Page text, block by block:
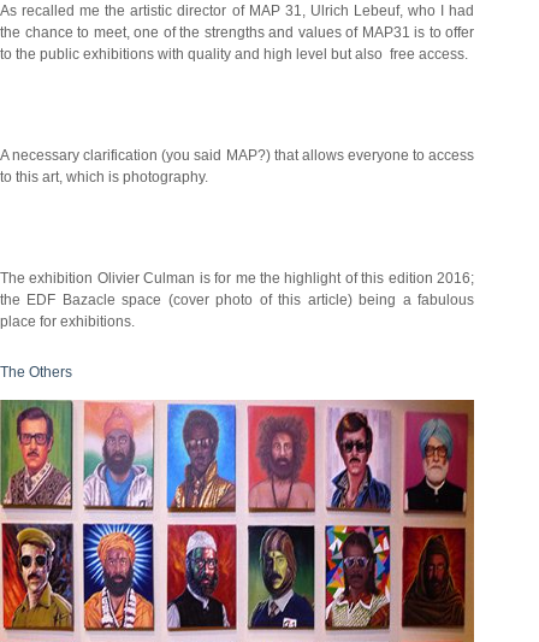
As recalled me the artistic director of MAP 31, Ulrich Lebeuf, who I had
the chance to meet, one of the strengths and values of MAP31 is to offer
to the public exhibitions with quality and high level but also free access.
A necessary clarification (you said MAP?) that allows everyone to access
to this art, which is photography.
The exhibition Olivier Culman is for me the highlight of this edition 2016;
the EDF Bazacle space (cover photo of this article) being a fabulous
place for exhibitions.
The Others